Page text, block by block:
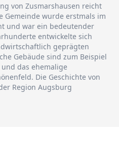
von Zusmarshausen reicht
Gemeinde wurde erstmals im
und war ein bedeutender
entwickelte sich
geprägten
Gebäude sind zum Beispiel
und das ehemalige
Die Geschichte von
Region Augsburg